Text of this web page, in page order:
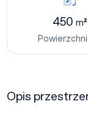
450 m²
Opis